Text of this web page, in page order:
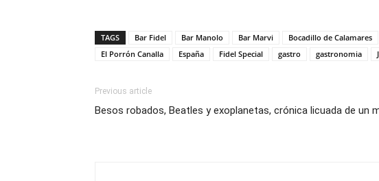
TAGS Bar Fidel Bar Manolo Bar Marvi Bocadillo de Calamares
El Porrón Canalla
España Fidel Special gastro gastronomia
Previous article
Besos robados, Beatles y exoplanetas, crónica licuada de un